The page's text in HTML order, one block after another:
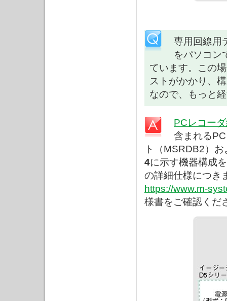
専用回線用
をパソコン
ています。この
ストがかかり、
なので、もっと
PCレコー
含まれる
ト（MSRDB2）
4に示す機器構成
の詳細仕様につき
https://www.m-
様書をご確認く